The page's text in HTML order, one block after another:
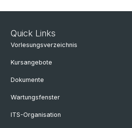
Quick Links
Vorlesungsverzeichnis
Kursangebote
Dokumente
Wartungsfenster
ITS-Organisation